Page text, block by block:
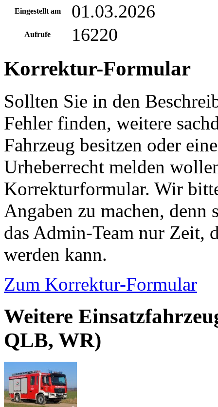
Eingestellt am 01.03.2026
Aufrufe 16220
Korrektur-Formular
Sollten Sie in den
Fehler finden, weitere
Fahrzeug besitzen oder
Urheberrecht melden
Korrekturformular. Wir
Angaben zu machen,
das Admin-Team nur Zeit,
werden kann.
Zum Korrektur-Formular
Weitere
QLB, WR)